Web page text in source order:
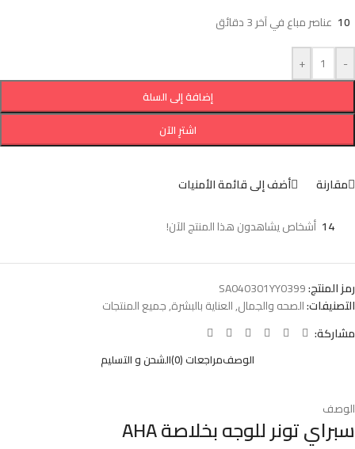
10 عناصر مباع في آخر 3 دقائق
-
+
إضافة إلى السلة
اشترِ الآن
مقارنة أضف إلى قائمة الأمنيات
14 أشخاص يشاهدون هذا المنتج الآن!
رمز المنتج:SA040301YY0399
التصنيفات:الصحه والجمال,العناية بالبشرة,جميع المنتجات
مشاركة:
الوصفمراجعات (0) الشحن و التسليم
الوصف
سبراي تونر للوجه بخلاصة AHA